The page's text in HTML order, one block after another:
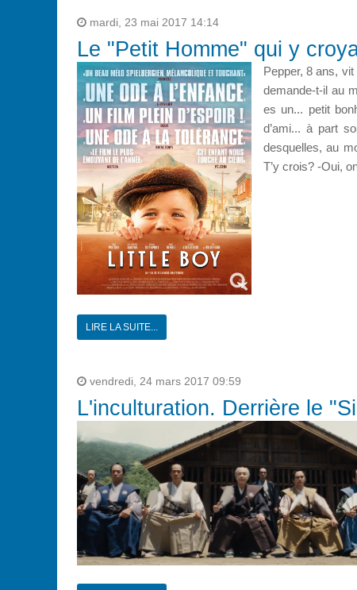
mardi, 23 mai 2017 14:14
Le "Petit Homme" qui y
Pepper, 8 ans,
demande-t-il au
es un... petit
d’ami... à part
desquelles, au
T’y crois? -Oui,
LIRE LA SUITE...
vendredi, 24 mars 2017 09:59
L'inculturation. Derrière le